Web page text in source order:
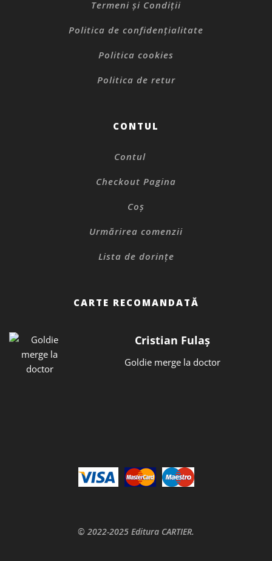
Termeni și Condiții
Politica de confidențialitate
Politica cookies
Politica de retur
CONTUL
Contul
Checkout Pagina
Coș
Urmărirea comenzii
Lista de dorințe
CARTE RECOMANDATĂ
Cristian Fulaș
Goldie merge la doctor
© 2022-2025 Editura CARTIER.